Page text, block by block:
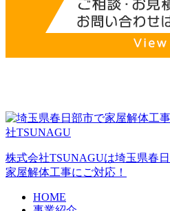
株式会社TSUNAGUは埼玉県春
家屋解体工事にご対応！
HOME